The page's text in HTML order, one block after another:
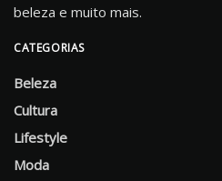
beleza e muito mais.
CATEGORIAS
Beleza
Cultura
Lifestyle
Moda